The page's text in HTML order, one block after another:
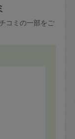
コミの一部をご